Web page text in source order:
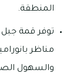
المنطقة.
توفر قمة
مناظر
والسهول